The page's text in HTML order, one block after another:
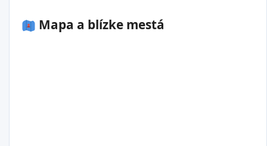
Mapa a blízke mestá